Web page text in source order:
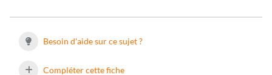
Besoin d'aide sur ce sujet ?
Compléter cette fiche